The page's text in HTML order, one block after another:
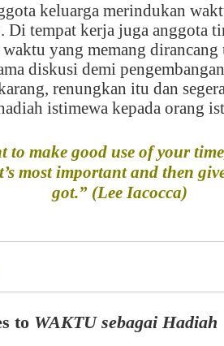
keluarga merindukan
Di tempat kerja juga anggota
yang memang dirancang
diskusi demi
renungkan itu dan
istimewa kepada orang
to make good use of your
most important and then
got.” (Lee Iacocca)
to WAKTU sebagai Hadiah